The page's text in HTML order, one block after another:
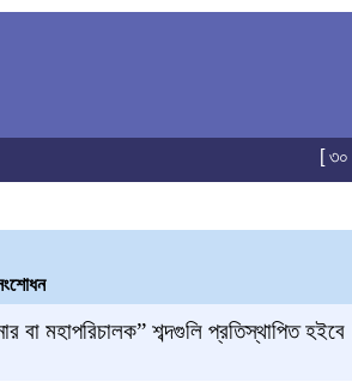
[
বা মহাপরিচালক” শব্দগুলি প্রতিস্থাপিত হইবে